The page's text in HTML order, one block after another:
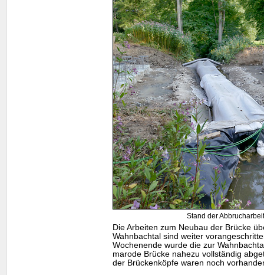
Stand der
Die Arbeiten zum Neubau der Brücke
Wahnbachtal sind weiter
Wochenende wurde die zur
marode Brücke nahezu vollständig
der Brückenköpfe waren noch